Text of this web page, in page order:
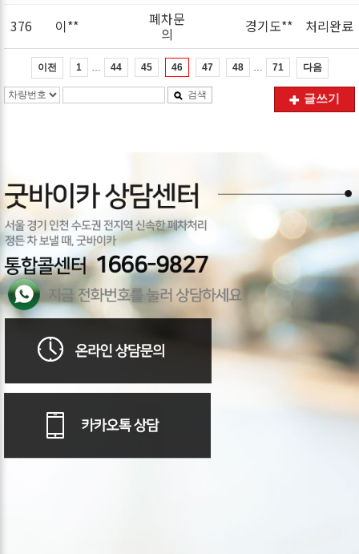
376 이** 폐차문
의 경기도** 처리완료
이전 1 44 45 46 47 48 71 다음
검색 글쓰기